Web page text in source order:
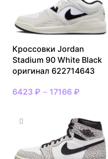
Кроссовки Jordan
Stadium 90 White Black
оригинал 622714643
6423 ₽ – 17166 ₽